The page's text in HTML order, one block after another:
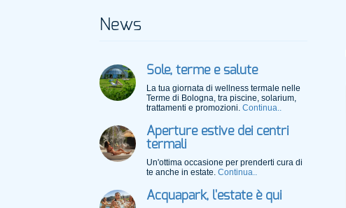
News
Sole, terme e salute
La tua giornata di wellness termale nelle
Terme di Bologna, tra piscine, solarium,
trattamenti e promozioni. Continua..
Aperture estive dei centri
termali
Un'ottima occasione per prenderti cura di
te anche in estate. Continua..
Acquapark, l'estate è qui